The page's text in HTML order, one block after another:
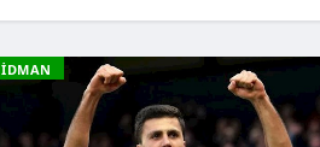
İDMAN